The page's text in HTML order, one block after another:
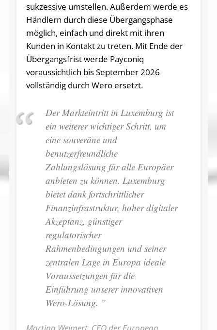
sukzessive umstellen. Außerdem werde es
Händlern durch diese Übergangsphase
möglich, einfach und direkt mit ihren
Kunden in Kontakt zu treten. Mit Ende der
Übergangsfrist werde Payconiq
voraussichtlich bis September 2026
vollständig durch Wero ersetzt.
Der Markteintritt in Luxemburg ist
ein weiterer wichtiger Schritt, um
eine souveräne und
benutzerfreundliche
Zahlungslösung für alle Europäer
anbieten zu können. Luxemburg
bietet dank fortschrittlicher
Finanzinfrastruktur, hoher digitaler
Akzeptanz, günstiger
regulatorischer
Rahmenbedingungen und seiner
zentralen Lage in Europa ideale
Voraussetzungen für die
Einführung unserer innovativen
Wero-Lösung. ”
Martina Weimert, CEO der European